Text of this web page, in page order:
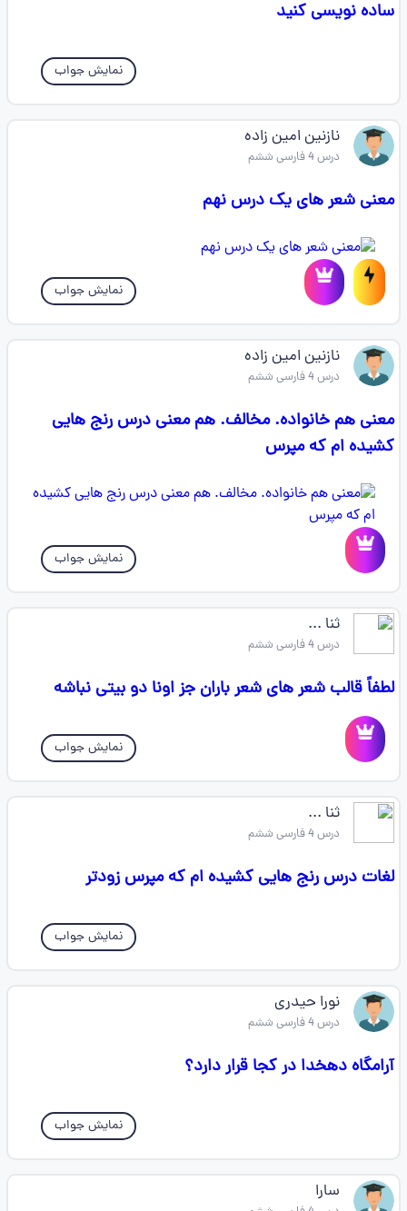
ساده نویسی کنید
نمایش جواب
نازنین امین زاده
درس 4 فارسی ششم
معنی شعر های یک درس نهم
نمایش جواب
نازنین امین زاده
درس 4 فارسی ششم
معنی هم خانواده. مخالف. هم معنی درس رنج هایی
کشیده ام که مپرس
نمایش جواب
ثنا ...
درس 4 فارسی ششم
لطفاً قالب شعر های شعر باران جز اونا دو بیتی نباشه
نمایش جواب
ثنا ...
درس 4 فارسی ششم
لغات درس رنج هایی کشیده ام که مپرس زودتر
نمایش جواب
نورا حیدری
درس 4 فارسی ششم
آرامگاه دهخدا در کجا قرار دارد؟
نمایش جواب
سارا